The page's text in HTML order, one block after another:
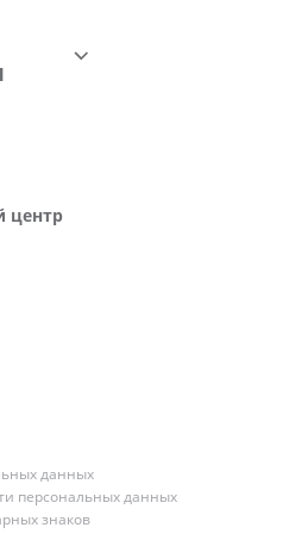
центр
данных
персональных данных
знаков